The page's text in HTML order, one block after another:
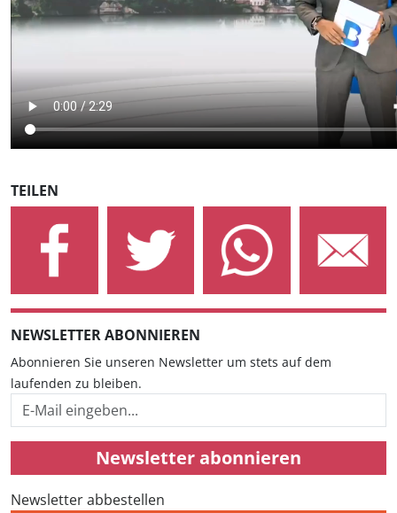
TEILEN
NEWSLETTER ABONNIEREN
Abonnieren Sie unseren Newsletter um stets auf dem
laufenden zu bleiben.
Newsletter abonnieren
Newsletter abbestellen